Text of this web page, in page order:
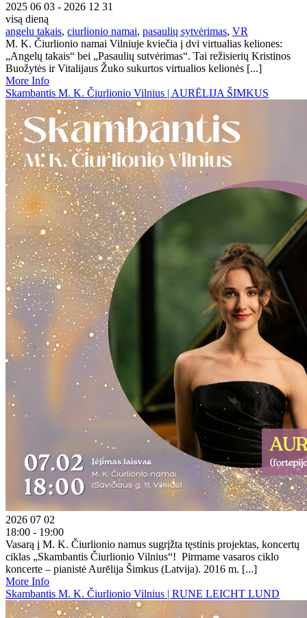
2025 06 03 - 2026 12 31
visą dieną
angelu takais, ciurlionio namai, pasaulių sytvėrimas, VR
M. K. Čiurlionio namai Vilniuje kviečia į dvi virtualias keliones:
„Angelų takais“ bei „Pasaulių sutvėrimas“. Tai režisierių Kristinos
Buožytės ir Vitalijaus Žuko sukurtos virtualios kelionės [...]
More Info
Skambantis M. K. Čiurlionio Vilnius | AURĒLIJA ŠIMKUS
2026 07 02
18:00 - 19:00
Vasarą į M. K. Čiurlionio namus sugrįžta tęstinis projektas, koncertų
ciklas „Skambantis Čiurlionio Vilnius“! Pirmame vasaros ciklo
koncerte – pianistė Aurēlija Šimkus (Latvija). 2016 m. [...]
More Info
Skambantis M. K. Čiurlionio Vilnius | RUNE LEICHT LUND